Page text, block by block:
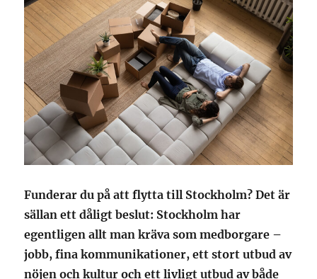
Funderar du på att flytta till Stockholm? Det är
sällan ett dåligt beslut: Stockholm har
egentligen allt man kräva som medborgare –
jobb, fina kommunikationer, ett stort utbud av
nöjen och kultur och ett livligt utbud av både